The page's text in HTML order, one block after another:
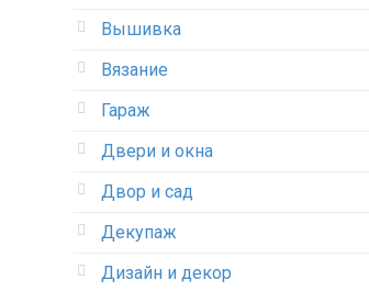
Вышивка
Вязание
Гараж
Двери и окна
Двор и сад
Декупаж
Дизайн и декор